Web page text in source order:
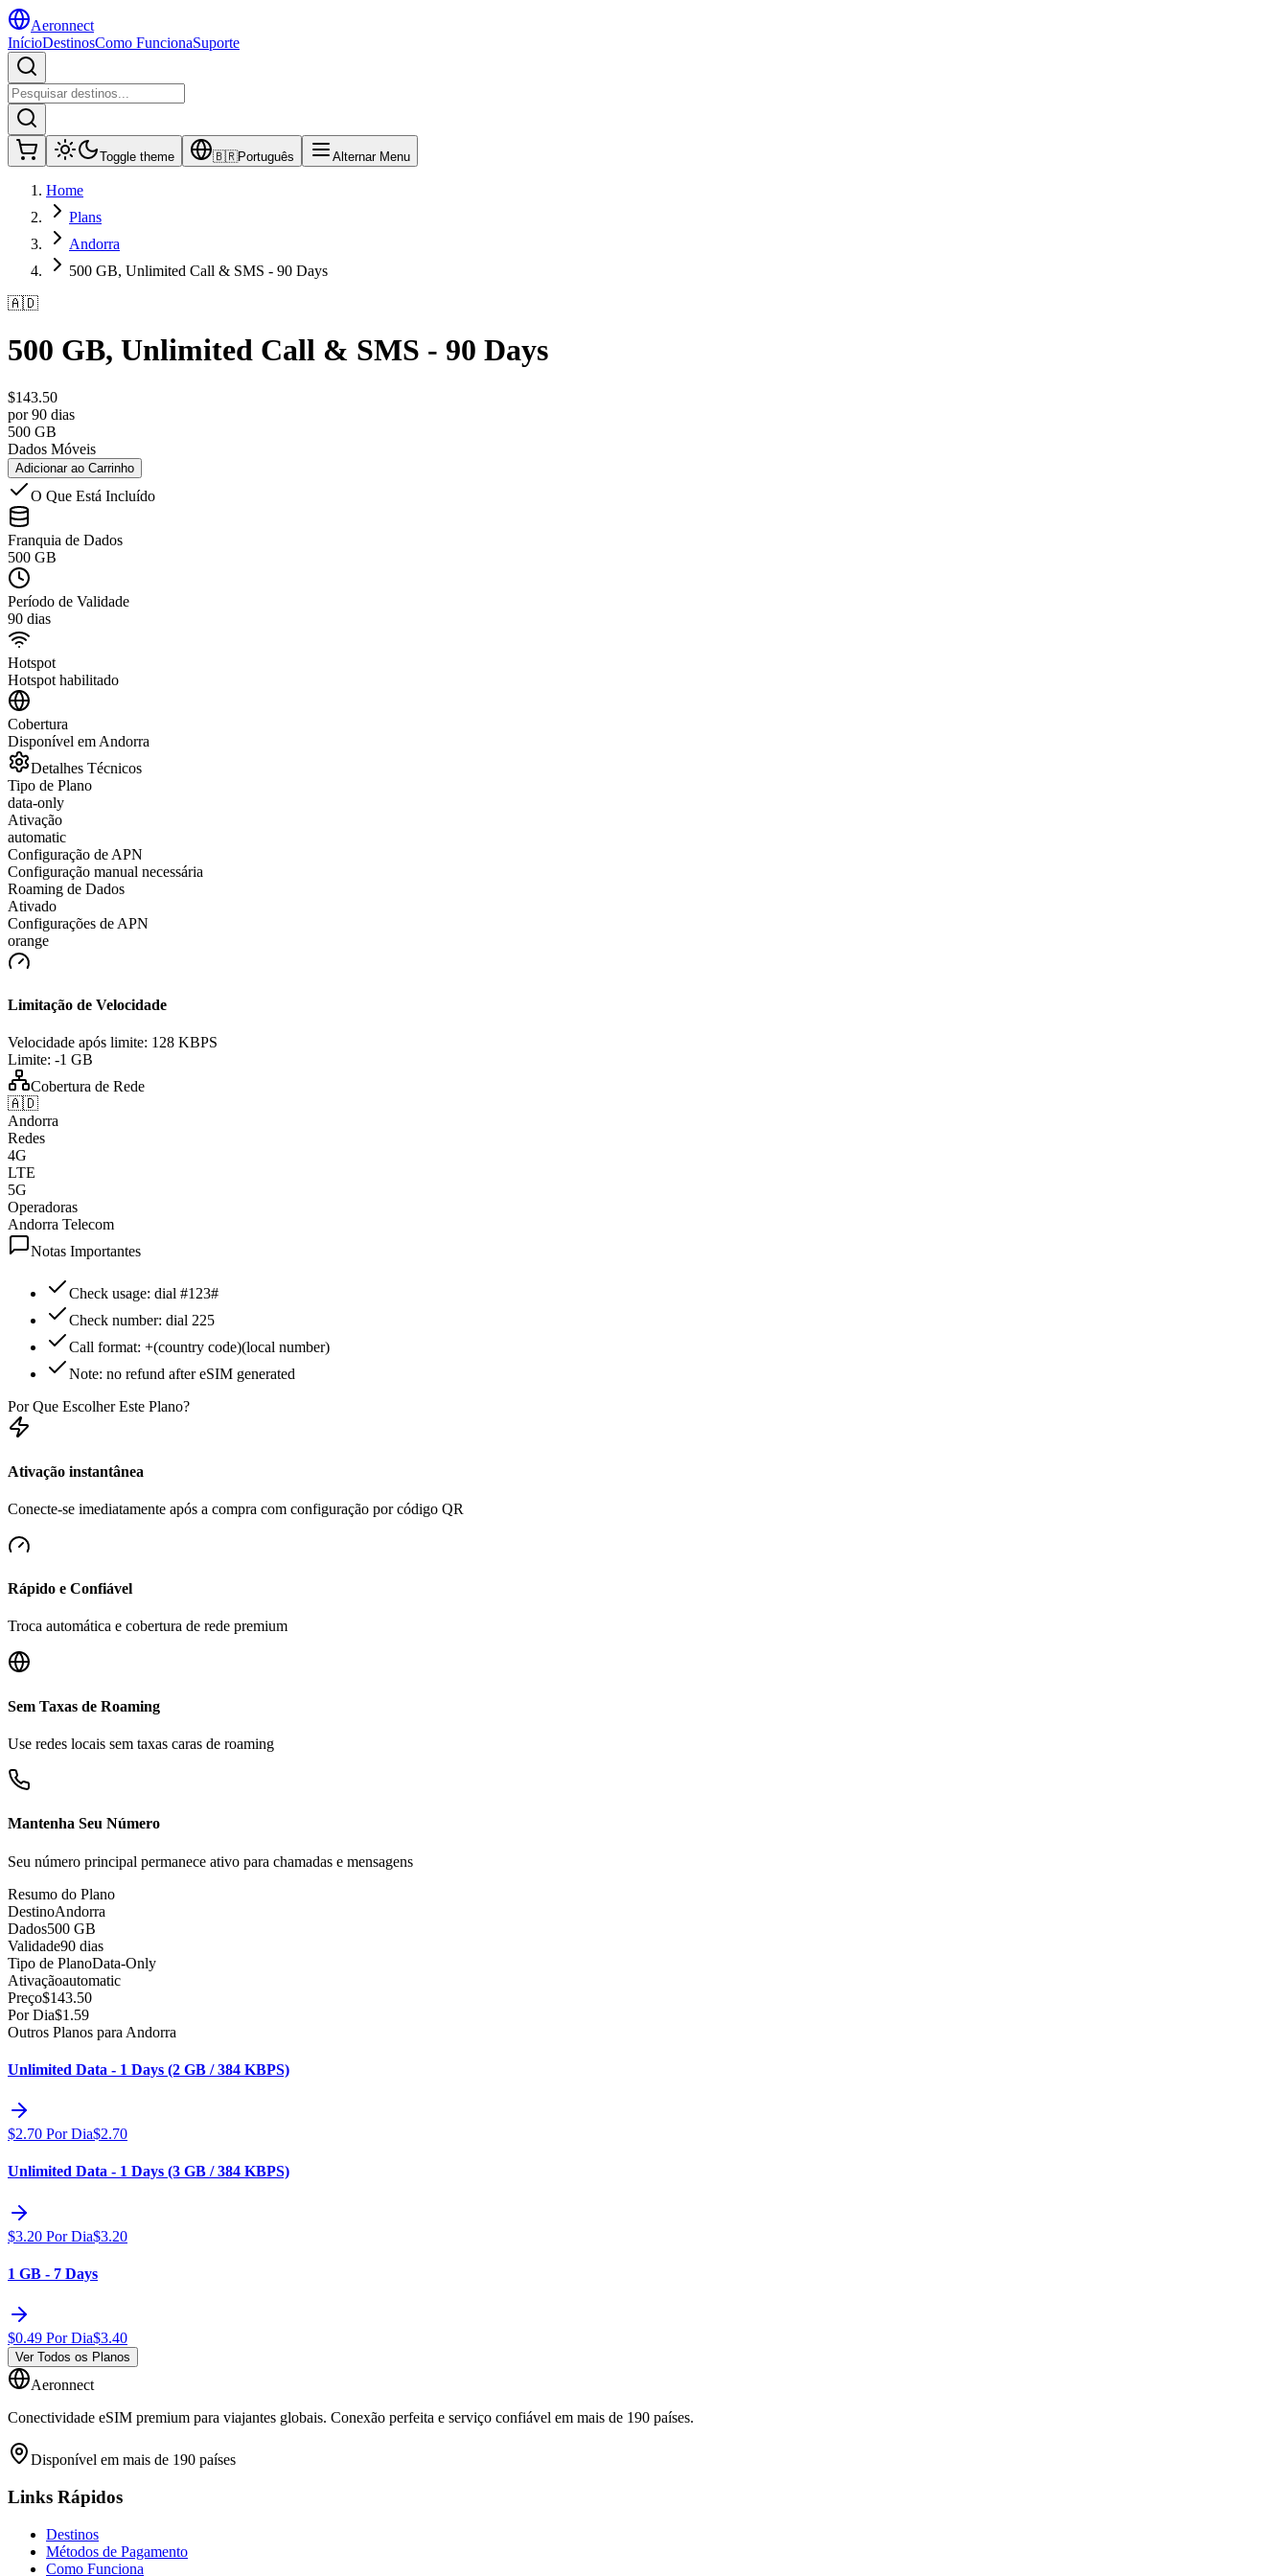
Aeronnect
InícioDestinosComo FuncionaSuporte
Toggle theme 🇧🇷Português Alternar Menu
Home
Plans
Andorra
500 GB, Unlimited Call & SMS - 90 Days
🇦🇩
500 GB, Unlimited Call & SMS - 90 Days
$143.50
por 90 dias
500 GB
Dados Móveis
Adicionar ao Carrinho
O Que Está Incluído
Franquia de Dados
500 GB
Período de Validade
90 dias
Hotspot
Hotspot habilitado
Cobertura
Disponível em Andorra
Detalhes Técnicos
Tipo de Plano
data-only
Ativação
automatic
Configuração de APN
Configuração manual necessária
Roaming de Dados
Ativado
Configurações de APN
orange
Limitação de Velocidade
Velocidade após limite: 128 KBPS
Limite: -1 GB
Cobertura de Rede
🇦🇩
Andorra
Redes
4G
LTE
5G
Operadoras
Andorra Telecom
Notas Importantes
Check usage: dial #123#
Check number: dial 225
Call format: +(country code)(local number)
Note: no refund after eSIM generated
Por Que Escolher Este Plano?
Ativação instantânea
Conecte-se imediatamente após a compra com configuração por código QR
Rápido e Confiável
Troca automática e cobertura de rede premium
Sem Taxas de Roaming
Use redes locais sem taxas caras de roaming
Mantenha Seu Número
Seu número principal permanece ativo para chamadas e mensagens
Resumo do Plano
DestinoAndorra
Dados500 GB
Validade90 dias
Tipo de PlanoData-Only
Ativaçãoautomatic
Preço$143.50
Por Dia$1.59
Outros Planos para Andorra
Unlimited Data - 1 Days (2 GB / 384 KBPS)
$2.70 Por Dia$2.70
Unlimited Data - 1 Days (3 GB / 384 KBPS)
$3.20 Por Dia$3.20
1 GB - 7 Days
$0.49 Por Dia$3.40
Ver Todos os Planos
Aeronnect
Conectividade eSIM premium para viajantes globais. Conexão perfeita e serviço confiável em mais de 190 países.
Disponível em mais de 190 países
Links Rápidos
Destinos
Métodos de Pagamento
Como Funciona